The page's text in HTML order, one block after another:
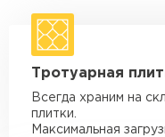
макс. длина груза 4
Машина - 1,5 тн до
макс. длина груза
Машина - 3,5 тн до
макс. длина груза
Тротуарная
Всегда храним на
плитки.
Максимальная